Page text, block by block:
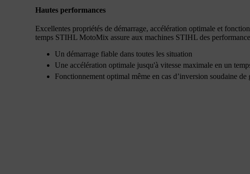
Hautes performances
Excellentes propriétés de démarrage, accélération optimale et
temps STIHL MotoMix assure aux machines STIHL des
Un démarrage fiable dans toutes les situation
Une accélération optimale jusqu'à vitesse maximale en un
Fonctionnement optimal même en cas d’inversion soudaine de